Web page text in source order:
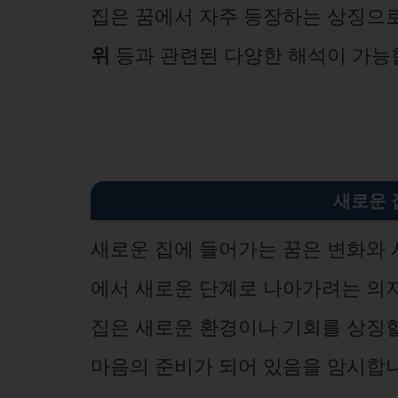
집은 꿈에서 자주 등장하는 상징으
위 등과 관련된 다양한 해석이 가능
새로운
새로운 집에 들어가는 꿈은 변화와
에서 새로운 단계로 나아가려는 의
집은 새로운 환경이나 기회를 상징
마음의 준비가 되어 있음을 암시합